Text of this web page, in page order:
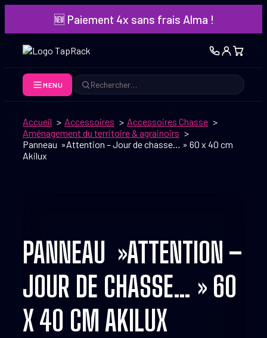
contenu
🆕 Paiement 4x sans frais Alma !
MENU Rechercher
Accueil Accessoires
Accessoires Chasse
Aménagement du territoire & agrainoirs
Panneau »Attention – Jour de chasse… » 60 x 40 cm
Akilux
PANNEAU »ATTENTION –
JOUR DE CHASSE… » 60
X 40 CM AKILUX